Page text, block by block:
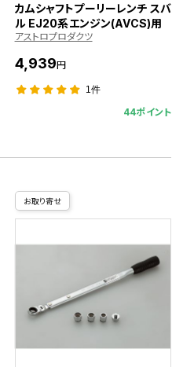
カムシャフトプーリーレンチ スバ
ル EJ20系エンジン(AVCS)用
アストロプロダクツ
4,939円
1件
44ポイント
お取り寄せ